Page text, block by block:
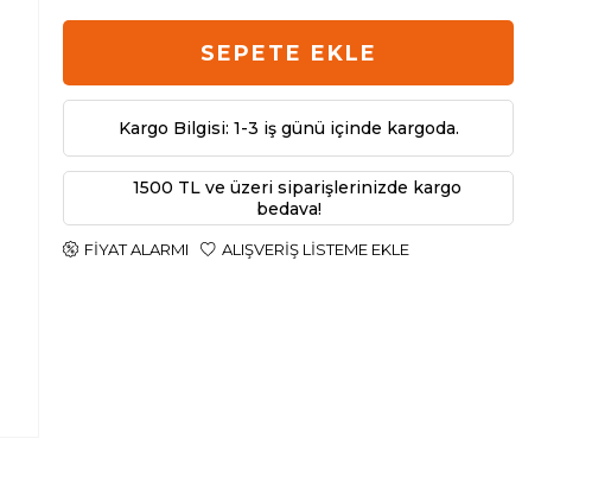
SEPETE EKLE
Kargo Bilgisi: 1-3 iş günü içinde kargoda.
1500 TL ve üzeri siparişlerinizde kargo
bedava!
FIYAT ALARMI ALIŞVERIŞ LISTEME EKLE